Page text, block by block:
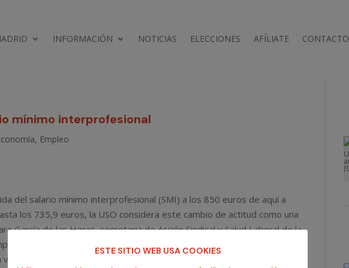
INFORMACIÓN NOTICIAS ELECCIONES AFÍLIATE CONTACTO
mínimo interprofesional
, Empleo
del salario mínimo interprofesional (SMI) a los 850 euros de aquí a
los 735,9 euros, la USO considera este cambio de actitud como una
García de las Heras, secretaria de Acción Sindical y Salud Laboral de la
“que siga apostando por un modelo de diálogo social excluyente,
de bisindicalismo y patronal”.
ESTE SITIO WEB USA COOKIES